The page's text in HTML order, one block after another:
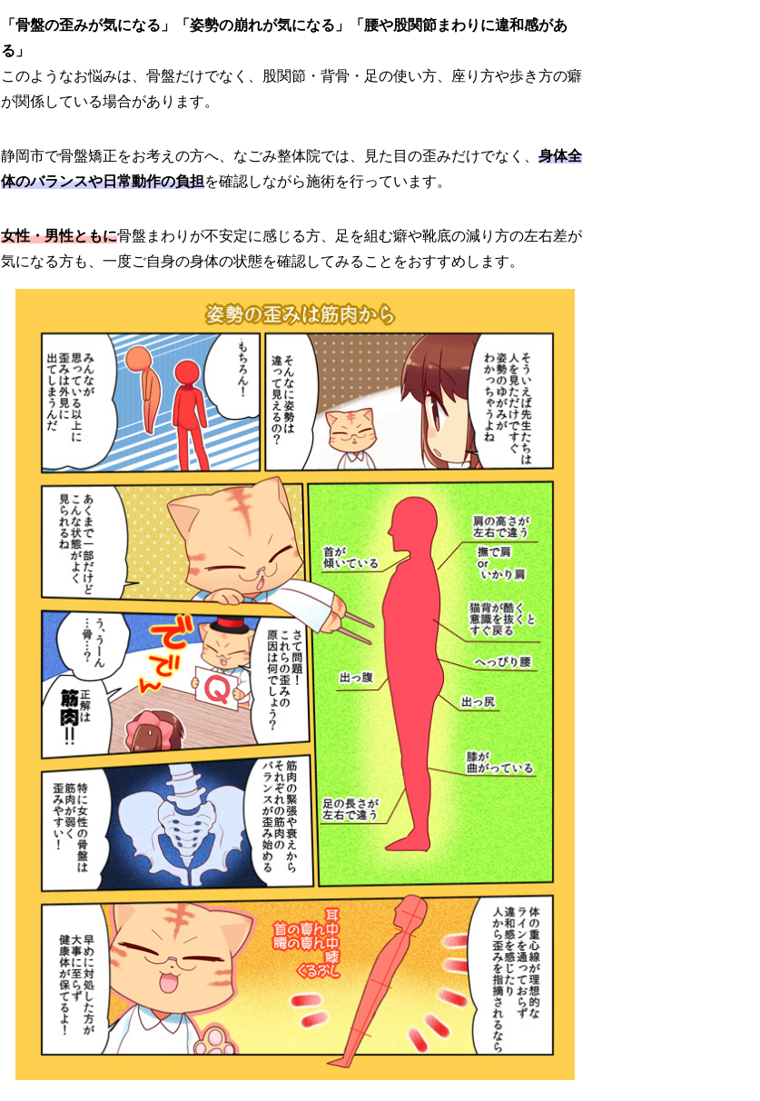
「骨盤の歪みが気になる」「姿勢の崩れが気になる」「腰や股関節まわりに違和感があ
る」
このようなお悩みは、骨盤だけでなく、股関節・背骨・足の使い方、座り方や歩き方の癖
が関係している場合があります。
静岡市で骨盤矯正をお考えの方へ、なごみ整体院では、見た目の歪みだけでなく、 身体全
体のバランスや日常動作の負担を確認しながら施術を行っています。
女性・男性ともに骨盤まわりが不安定に感じる方、足を組む癖や靴底の減り方の左右差が
気になる方も、一度ご自身の身体の状態を確認してみることをおすすめします。